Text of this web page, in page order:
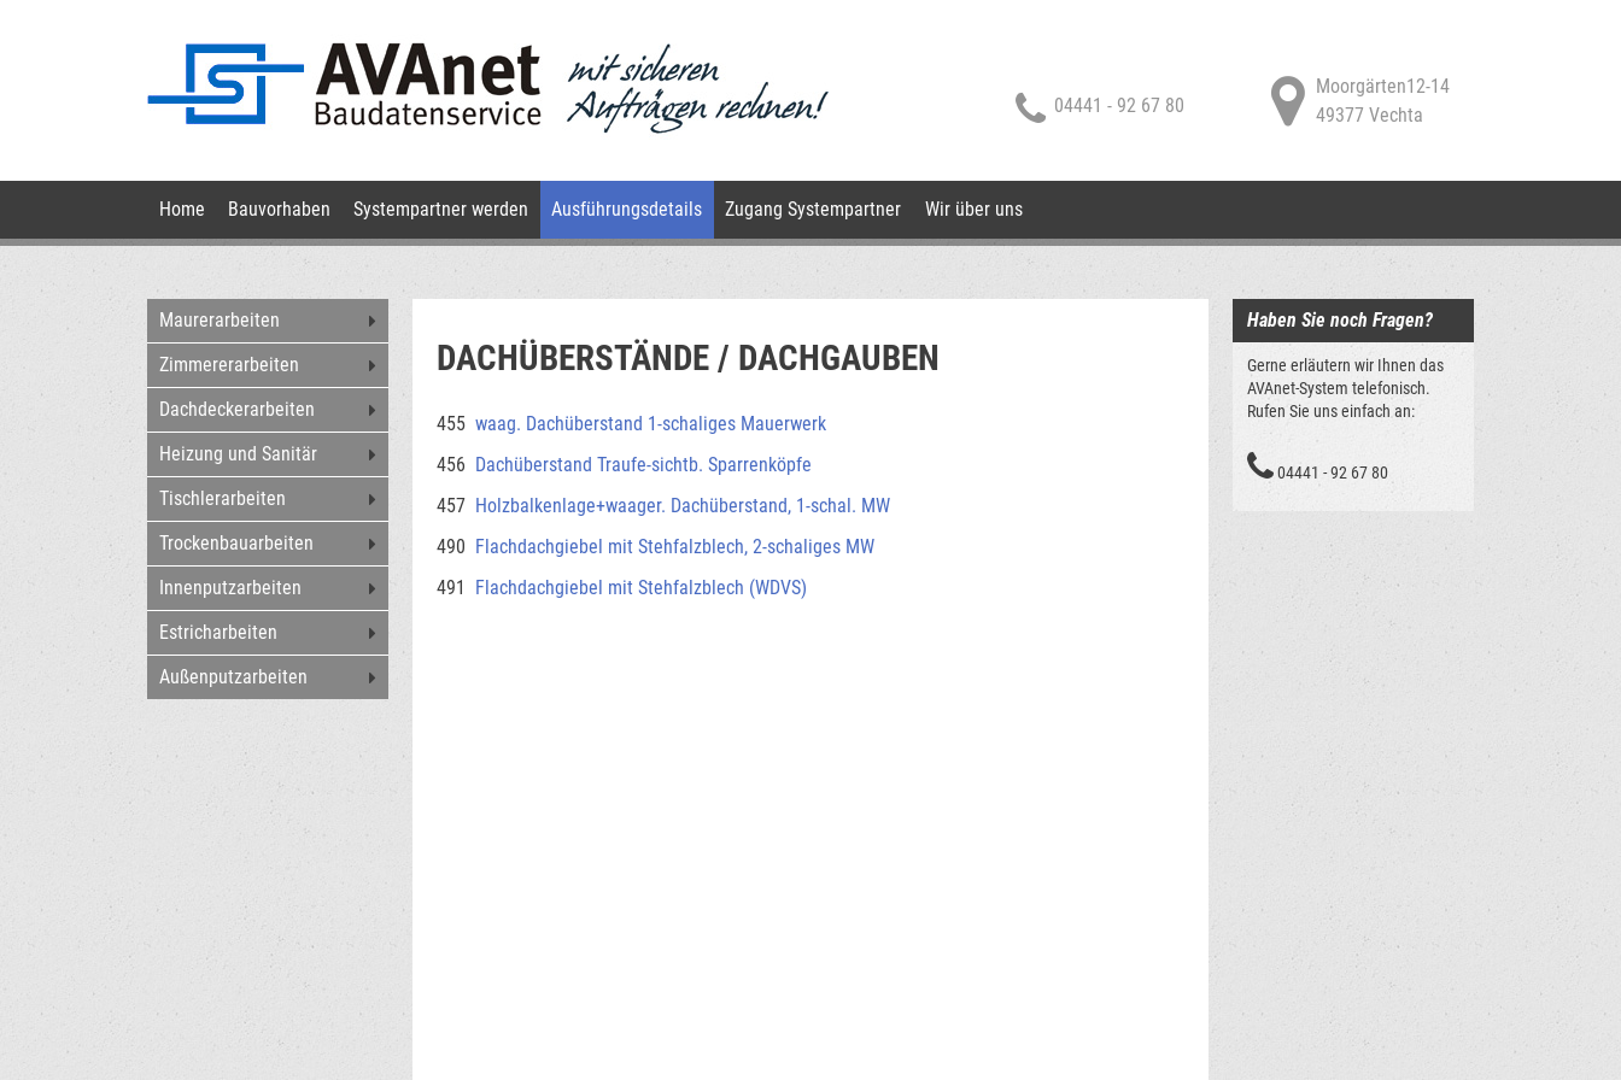
04441 - 92 67 80
Moorgärten12-14
49377 Vechta
Navigation
Home Bauvorhaben Systempartner werden Ausführungsdetails Zugang Systempartner Wir über uns
DACHÜBERSTÄNDE / DACHGAUBEN
455 waag. Dachüberstand 1-schaliges Mauerwerk
456 Dachüberstand Traufe-sichtb. Sparrenköpfe
457 Holzbalkenlage+waager. Dachüberstand, 1-schal. MW
490 Flachdachgiebel mit Stehfalzblech, 2-schaliges MW
491
Flachdachgiebel mit Stehfalzblech (WDVS)
Navigation
überspringen
Maurerarbeiten
Zimmererarbeiten
Dachdeckerarbeiten
Heizung und Sanitär
Tischlerarbeiten
Trockenbauarbeiten
Innenputzarbeiten
Estricharbeiten
Außenputzarbeiten
Haben Sie noch Fragen?
Gerne erläutern wir Ihnen das
AVAnet-System telefonisch.
Rufen Sie uns einfach an:
04441 - 92 67 80